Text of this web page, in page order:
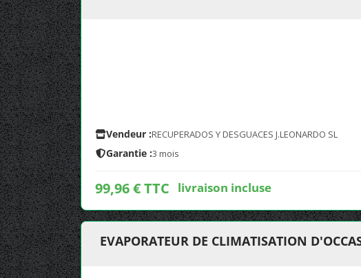
Vendeur :RECUPERADOS Y DESGUACES J.LEONARDO SL
Garantie :3 mois
99,96 € TTC livraison incluse
EVAPORATEUR DE CLIMATISATION